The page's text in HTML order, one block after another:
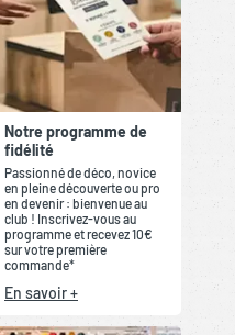
Notre programme de
fidélité
Passionné de déco, novice
en pleine découverte ou pro
en devenir : bienvenue au
club ! Inscrivez-vous au
programme et recevez 10€
sur votre première
commande*
En savoir +